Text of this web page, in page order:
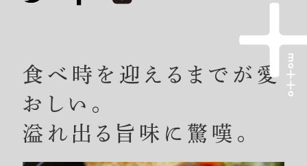
食べ時を迎えるまでが愛
おしい。
溢れ出る旨味に驚嘆。